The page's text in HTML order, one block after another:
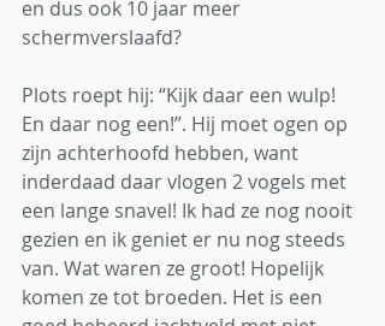
en dus ook 10 jaar meer
schermverslaafd?
Plots roept hij: “Kijk daar een wulp!
En daar nog een!”. Hij moet ogen op
zijn achterhoofd hebben, want
inderdaad daar vlogen 2 vogels met
een lange snavel! Ik had ze nog nooit
gezien en ik geniet er nu nog steeds
van. Wat waren ze groot! Hopelijk
komen ze tot broeden. Het is een